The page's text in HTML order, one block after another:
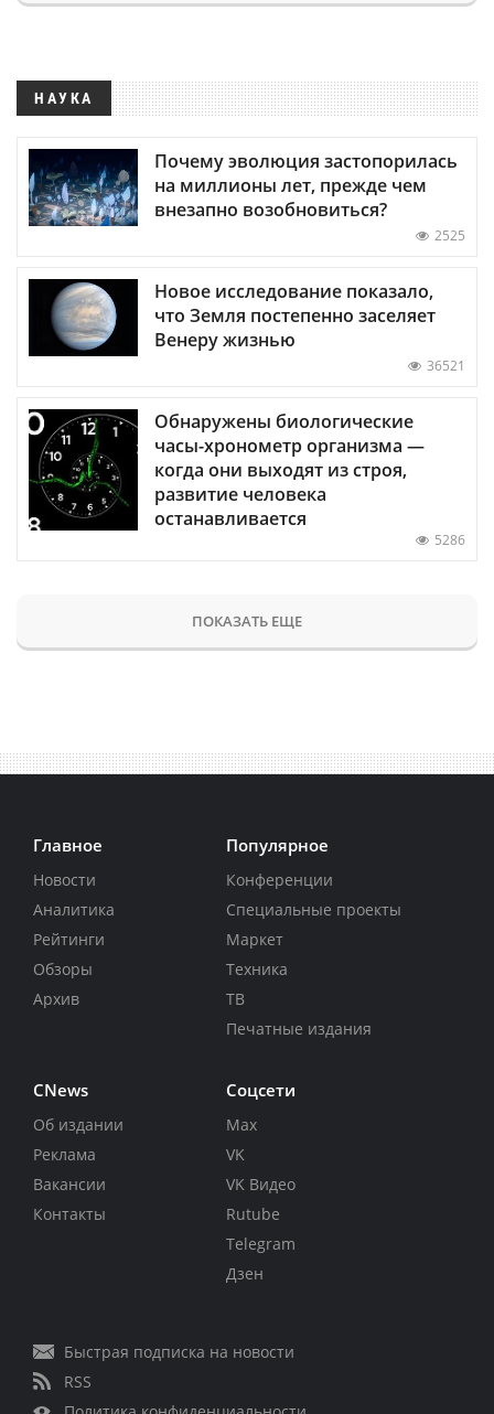
НАУКА
Почему эволюция застопорилась
на миллионы лет, прежде чем
внезапно возобновиться?
2525
Новое исследование показало,
что Земля постепенно заселяет
Венеру жизнью
36521
Обнаружены биологические
часы-хронометр организма —
когда они выходят из строя,
развитие человека
останавливается
5286
ПОКАЗАТЬ ЕЩЕ
Главное
Новости
Аналитика
Рейтинги
Обзоры
Архив
Популярное
Конференции
Специальные проекты
Маркет
Техника
ТВ
Печатные издания
CNews
Об издании
Реклама
Вакансии
Контакты
Соцсети
Max
VK
VK Видео
Rutube
Telegram
Дзен
Быстрая подписка на новости
RSS